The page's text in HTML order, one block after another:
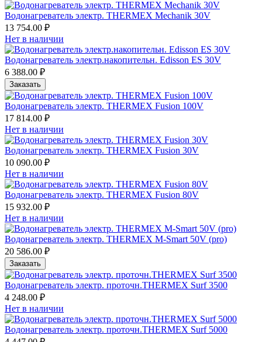
Водонагреватель электр. THERMEX Mechanik 30V
13 754.00 ₽
Нет в наличии
Водонагреватель электр.накопительн. Edisson ES 30V
6 388.00 ₽
Заказать
Водонагреватель электр. THERMEX Fusion 100V
17 814.00 ₽
Нет в наличии
Водонагреватель электр. THERMEX Fusion 30V
10 090.00 ₽
Нет в наличии
Водонагреватель электр. THERMEX Fusion 80V
15 932.00 ₽
Нет в наличии
Водонагреватель электр. THERMEX M-Smart 50V (pro)
20 586.00 ₽
Заказать
Водонагреватель электр. проточн.THERMEX Surf 3500
4 248.00 ₽
Нет в наличии
Водонагреватель электр. проточн.THERMEX Surf 5000